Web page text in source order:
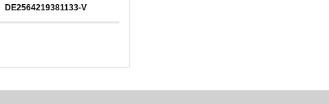
DE2564219381133-V